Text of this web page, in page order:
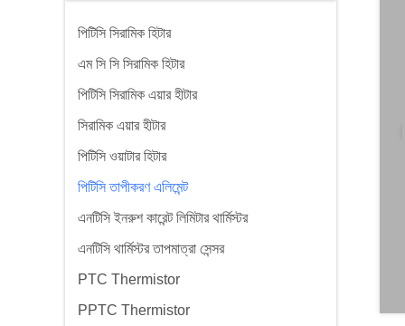
পিটিসি সিরামিক হিটার
এম সি সি সিরামিক হিটার
পিটিসি সিরামিক এয়ার হীটার
সিরামিক এয়ার হীটার
পিটিসি ওয়াটার হিটার
পিটিসি তাপীকরণ এলিমেন্ট
এনটিসি ইনরুশ কারেন্ট লিমিটার থার্মিস্টর
এনটিসি থার্মিস্টর তাপমাত্রা সেন্সর
PTC Thermistor
PPTC Thermistor